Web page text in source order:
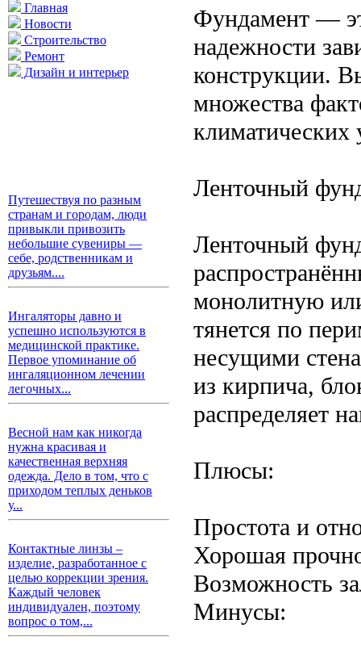
Главная
Новости
Строительство
Ремонт
Дизайн и интерьер
Путешествуя по разным
странам и городам, люди
привыкли привозить
небольшие сувениры —
себе, родственникам и
друзьям....
Ингаляторы давно и
успешно используются в
медицинской практике.
Первое упоминание об
ингаляционном лечении
легочных...
Весной нам как никогда
нужна красивая и
качественная верхняя
одежда. Дело в том, что с
приходом теплых деньков
у...
Контактные линзы –
изделие, разработанное с
целью коррекции зрения.
Каждый человек
индивидуален, поэтому
вопрос о том,...
Фундамент —
надежности
конструкции.
множества
Ленточный
Ленточный
монолитную
тянется по
несущими
из кирпича,
распределяет
Плюсы:
Простота и
Хорошая
Возможность
Минусы: